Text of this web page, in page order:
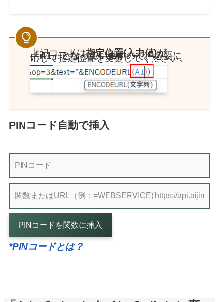
上記コードは指定位置(入力値)が
「A1」となっていますので、必要に
応じて指定位置を変更してください。
PINコード自動で挿入
PINコードを関数に挿入
*PINコードとは？